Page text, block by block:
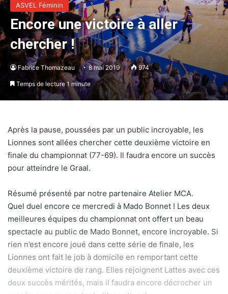
ASVEL Féminin
Encore une victoire à aller
chercher !
Fabrice Thomazeau 8 mai 2019 974
Temps de lecture 1 minute
Après la pause, poussées par un public incroyable, les
Lionnes sont allées chercher cette deuxième victoire en
finale du championnat (77-69). Il faudra encore un succès
pour atteindre le Graal.
Résumé présenté par notre partenaire Atelier MCA.
Quel duel encore ce mercredi à Mado Bonnet ! Les deux
meilleures équipes du championnat ont offert un beau
spectacle au public de Mado Bonnet, encore incroyable. Si
rien n’est encore joué dans cette série de finale, les
Lionnes ont fait le job à domicile en remportant cette
deuxième victoire de rang. Elles rejoignent Lattes avec ces
deux succès mérités, mais il faudra encore décrocher un